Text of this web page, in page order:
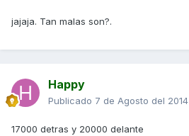
jajaja. Tan malas son?.
Happy
Publicado 7 de Agosto del 2014
17000 detras y 20000 delante